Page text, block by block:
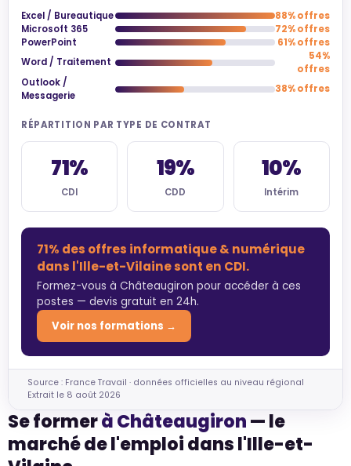
Excel / Bureautique
88% offres
Microsoft 365
72% offres
PowerPoint
61% offres
Word / Traitement
54%
offres
Outlook /
Messagerie
38% offres
RÉPARTITION PAR TYPE DE CONTRAT
71%
CDI
19%
CDD
10%
Intérim
71% des offres informatique & numérique
dans l'Ille-et-Vilaine sont en CDI.
Formez-vous à Châteaugiron pour accéder à ces
postes — devis gratuit en 24h.
Voir nos formations →
Source : France Travail · données officielles au niveau régional
Extrait le 8 août 2026
Se formerà Châteaugiron— le
marché de l'emploi dans l'Ille-et-